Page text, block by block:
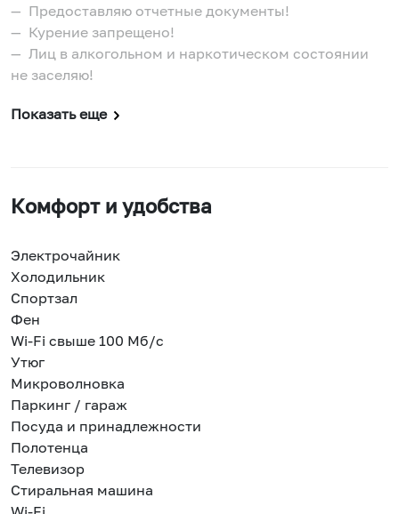
— Предоставляю отчетные документы!
— Курение запрещено!
— Лиц в алкогольном и наркотическом состоянии
не заселяю!
Показать еще
Комфорт и удобства
Электрочайник
Холодильник
Спортзал
Фен
Wi-Fi свыше 100 Мб/с
Утюг
Микроволновка
Паркинг / гараж
Посуда и принадлежности
Полотенца
Телевизор
Стиральная машина